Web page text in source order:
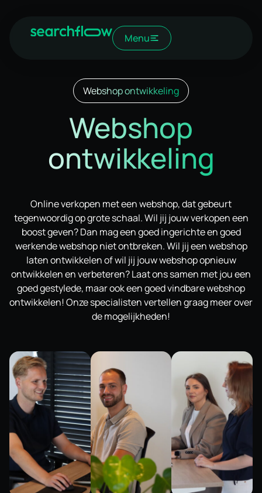
Menu
Webshop ontwikkeling
Webshop
ontwikkeling
Online verkopen met een webshop, dat gebeurt
tegenwoordig op grote schaal. Wil jij jouw verkopen een
boost geven? Dan mag een goed ingerichte en goed
werkende webshop niet ontbreken. Wil jij een webshop
laten ontwikkelen of wil jij jouw webshop opnieuw
ontwikkelen en verbeteren? Laat ons samen met jou een
goed gestylede, maar ook een goed vindbare webshop
ontwikkelen! Onze specialisten vertellen graag meer over
de mogelijkheden!